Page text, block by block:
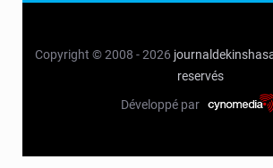
Copyright © 2008 - 2026
reservés
Développé par